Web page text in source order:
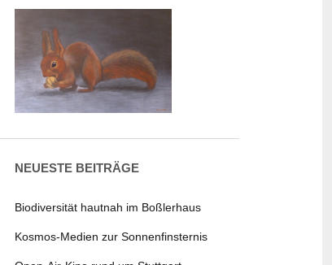
NEUESTE BEITRÄGE
Biodiversität hautnah im Boßlerhaus
Kosmos-Medien zur Sonnenfinsternis